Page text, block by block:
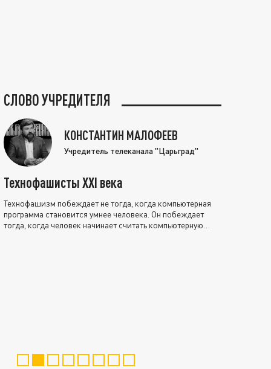
СЛОВО УЧРЕДИТЕЛЯ
КОНСТАНТИН МАЛОФЕЕВ
Учредитель телеканала "Царьград"
Технофашисты XXI века
Технофашизм побеждает не тогда, когда компьютерная
программа становится умнее человека. Он побеждает
тогда, когда человек начинает считать компьютерную